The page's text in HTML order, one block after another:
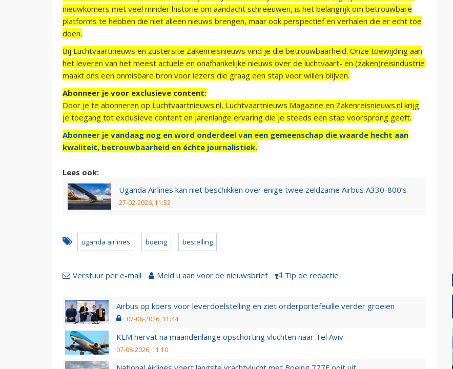
nieuwkomers met veel minder historie om aandacht schreeuwen, is het belangrijk om betrouwbare
platforms te hebben die niet alleen nieuws brengen, maar ook perspectief en verhalen die er echt toe
doen.
Bij Luchtvaartnieuws en zustersite Zakenreisnieuws vind je die betrouwbaarheid. Onze toewijding aan
het leveren van het meest actuele en onafhankelijke nieuws over de luchtvaart- en (zaken)reisindustrie
maakt ons een onmisbare bron voor lezers die graag een stap voor willen blijven.
Abonneer je voor exclusieve content:
Door je te abonneren op Luchtvaartnieuws.nl, Luchtvaartnieuws Magazine en Zakenreisnieuws.nl krijg
je toegang tot exclusieve content en jarenlange ervaring die je steeds een stap voorsprong geeft.
Abonneer je vandaag nog en word onderdeel van een gemeenschap die waarde hecht aan
kwaliteit, betrouwbaarheid en échte journalistiek.
Lees ook:
Uganda Airlines kan niet beschikken over enige twee zeldzame Airbus A330-800’s
27-02-2026, 11:52
uganda airlines boeing bestelling
Verstuur per e-mail Meld u aan voor de nieuwsbrief Tip de redactie
Airbus op koers voor leverdoelstelling en ziet orderportefeuille verder groeien
07-08-2026, 11:44
KLM hervat na maandenlange opschorting vluchten naar Tel Aviv
07-08-2026, 11:10